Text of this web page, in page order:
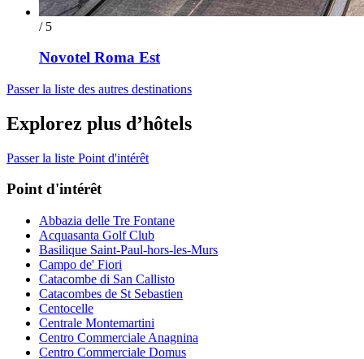
/ 5
Novotel Roma Est
Passer la liste des autres destinations
Explorez plus d’hôtels
Passer la liste Point d'intérêt
Point d'intérêt
Abbazia delle Tre Fontane
Acquasanta Golf Club
Basilique Saint-Paul-hors-les-Murs
Campo de' Fiori
Catacombe di San Callisto
Catacombes de St Sebastien
Centocelle
Centrale Montemartini
Centro Commerciale Anagnina
Centro Commerciale Domus